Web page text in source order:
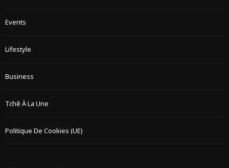
Events
Lifestyle
Business
Tchê À La Une
Politique De Cookies (UE)